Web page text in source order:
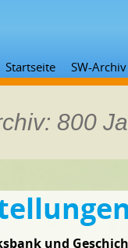
Startseite SW-Archiv
800
und